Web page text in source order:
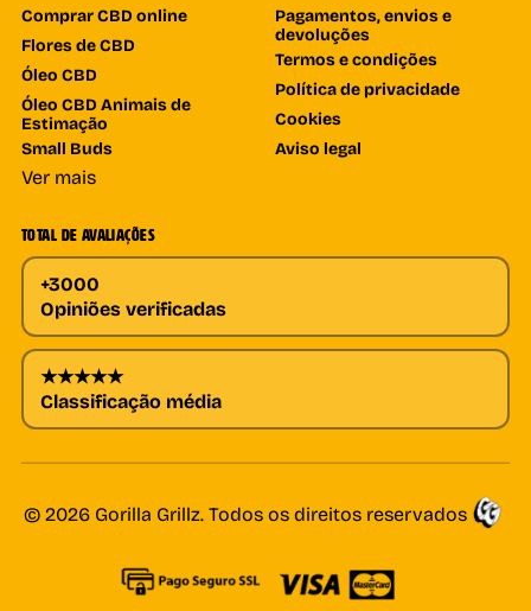
Comprar CBD online
Flores de CBD
Óleo CBD
Óleo CBD Animais de
Estimação
Small Buds
Ver mais
Pagamentos, envios e
devoluções
Termos e condições
Política de privacidade
Cookies
Aviso legal
TOTAL DE AVALIAÇÕES
+3000
Opiniões verificadas
★★★★★
Classificação média
© 2026 Gorilla Grillz. Todos os direitos reservados